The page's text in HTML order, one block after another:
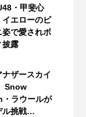
・甲斐心
イエローのビ
姿で愛されボ
披露
ナザースカイ
Snow
・ラウールが
ル挑戦…